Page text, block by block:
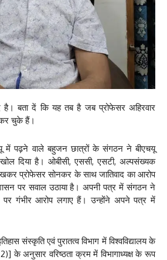
है। बता दें कि यह तब है जब प्रोफेसर अहिरवार
चुके हैं।
में पढ़ने वाले बहुजन छात्रों के संगठन ने बीएचयू
दिया है। ओबीसी, एससी, एसटी, अल्पसंख्यक
प्रोफेसर सोनकर के साथ जातिवाद का आरोप
पर सवाल उठाया है। अपनी पत्र में संगठन ने
पर गंभीर आरोप लगाए हैं। उन्होंने अपने पत्र में
संस्कृति एवं पुरातत्व विभाग में विश्वविद्यालय के
के अनुसार वरिष्ठता क्रम में विभागाध्यक्ष के रूप